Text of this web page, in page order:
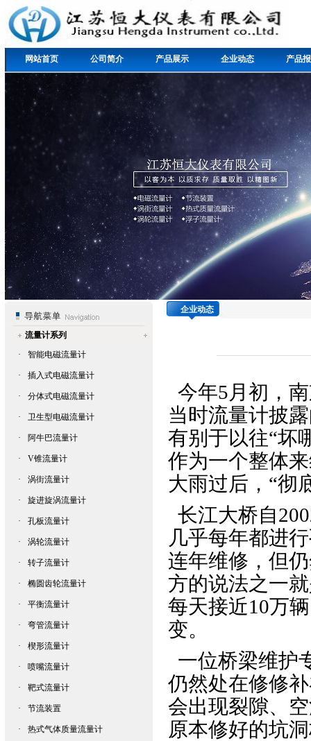
网站首页 公司简介 产品展示 企业动态 产品
流量计系列
·
智能电磁流量计
· 插入式电磁流量计
· 分体式电磁流量计
· 卫生型电磁流量计
· 阿牛巴流量计
· V锥流量计
· 涡街流量计
· 旋进旋涡流量计
· 孔板流量计
· 涡轮流量计
· 转子流量计
· 椭圆齿轮流量计
· 平衡流量计
· 弯管流量计
· 楔形流量计
· 喷嘴流量计
· 靶式流量计
· 节流装置
· 热式气体质量流量计
企业动态
今年5月初，
当时流量计披
有别于以往“坏
作为一个整体
大雨过后，“彻
长江大桥自
几乎每年都进行
连年维修，但
方的说法之一
每天接近10万
变。
一位桥梁维护
仍然处在修修
会出现裂隙、
原本修好的坑